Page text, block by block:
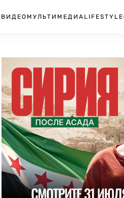
ВИДЕО МУЛЬТИМЕДИА LIFESTYLE